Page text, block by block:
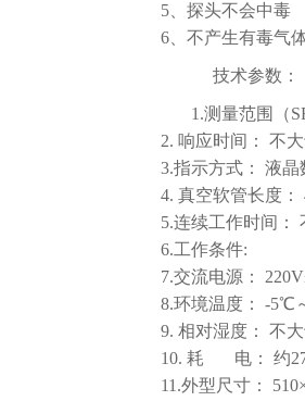
5、探头不会中毒
6、不产生有毒气
技术参数：
1.测量范围（
2. 响应时间： 不
3.指示方式： 液
4. 真空软管长度：
5.连续工作时间：
6.工作条件:
7.交流电源：
8.环境温度： -5℃
9. 相对湿度： 不
10. 耗 电： 约
11.外型尺寸：